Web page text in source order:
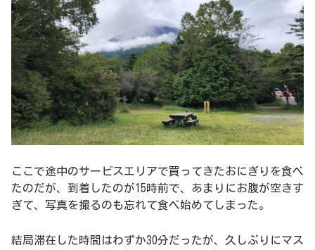
ここで途中のサービスエリアで買ってきたおにぎりを食べ
たのだが、到着したのが15時前で、あまりにお腹が空きす
ぎて、写真を撮るのも忘れて食べ始めてしまった。
結局滞在した時間はわずか30分だったが、久しぶりにマス